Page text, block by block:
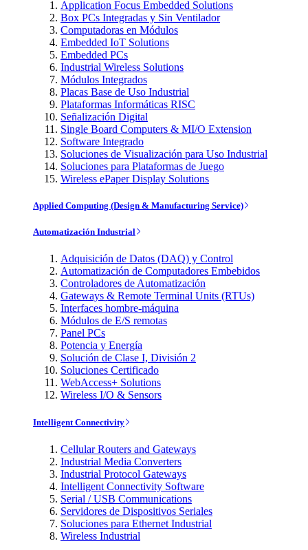
Application Focus Embedded Solutions
Box PCs Integradas y Sin Ventilador
Computadoras en Módulos
Embedded IoT Solutions
Embedded PCs
Industrial Wireless Solutions
Módulos Integrados
Placas Base de Uso Industrial
Plataformas Informáticas RISC
Señalización Digital
Single Board Computers & MI/O Extension
Software Integrado
Soluciones de Visualización para Uso Industrial
Soluciones para Plataformas de Juego
Wireless ePaper Display Solutions
Applied Computing (Design & Manufacturing Service)
Automatización Industrial
Adquisición de Datos (DAQ) y Control
Automatización de Computadores Embebidos
Controladores de Automatización
Gateways & Remote Terminal Units (RTUs)
Interfaces hombre-máquina
Módulos de E/S remotas
Panel PCs
Potencia y Energía
Solución de Clase I, División 2
Soluciones Certificado
WebAccess+ Solutions
Wireless I/O & Sensors
Intelligent Connectivity
Cellular Routers and Gateways
Industrial Media Converters
Industrial Protocol Gateways
Intelligent Connectivity Software
Serial / USB Communications
Servidores de Dispositivos Seriales
Soluciones para Ethernet Industrial
Wireless Industrial